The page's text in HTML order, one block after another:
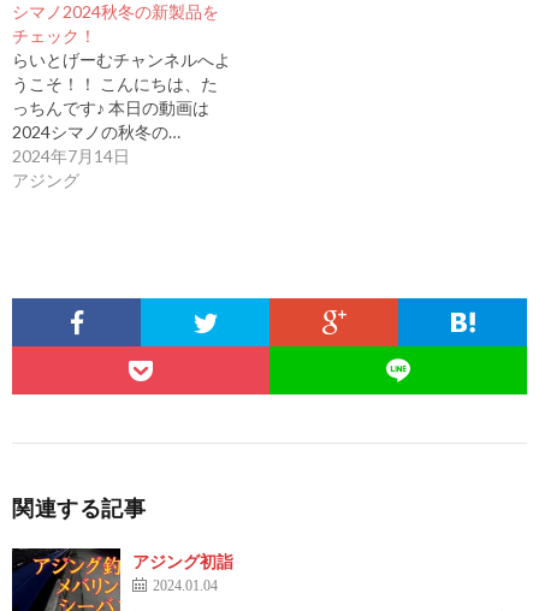
シマノ2024秋冬の新製品を
チェック！
らいとげーむチャンネルへよ
うこそ！！ こんにちは、た
っちんです♪ 本日の動画は
2024シマノの秋冬の…
2024年7月14日
アジング
関連する記事
アジング初詣
2024.01.04